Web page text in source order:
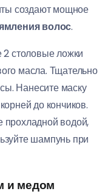
создают мощное
волос.
2 столовые ложки
масла. Тщательно
Нанесите маску
до кончиков.
водой,
шампунь при
и медом